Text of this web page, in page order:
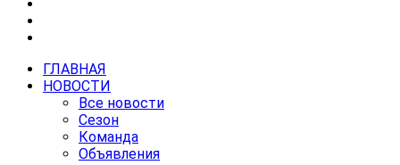
ГЛАВНАЯ
НОВОСТИ
Все новости
Сезон
Команда
Объявления